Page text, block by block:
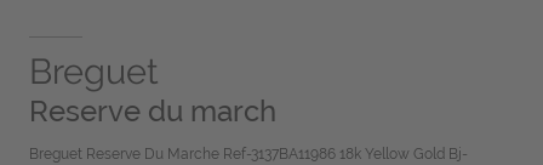
Breguet
Reserve du march
Breguet Reserve Du Marche Ref-3137BA11986 18k Yellow Gold Bj-